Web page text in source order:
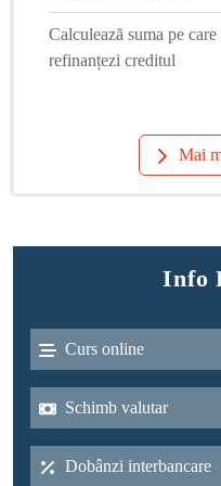
Calculează suma pe
refinanțezi creditul
Mai
Info
Curs online
Schimb valutar
Dobânzi interbancare